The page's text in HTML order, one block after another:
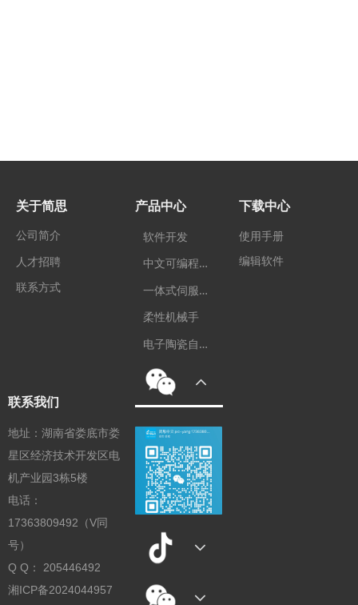
关于简思
公司简介
人才招聘
联系方式
产品中心
软件开发
中
文可编程控制器
一
体式伺服电机
柔性机械手
电
子陶瓷自动化装备
联系我们
地址：湖南省娄底市娄
星区经济技术开发区电
机产业园3栋5楼
电话：
17363809492（V同
号）
Q Q： 205446492
湘ICP备2024044957
下载中心
使用手册
编辑软件